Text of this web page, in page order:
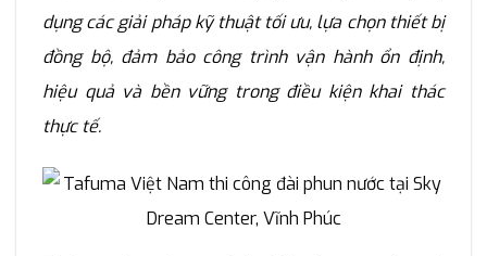
dụng các giải pháp kỹ thuật tối ưu, lựa chọn thiết bị
đồng bộ, đảm bảo công trình vận hành ổn định,
hiệu quả và bền vững trong điều kiện khai thác
thực tế.